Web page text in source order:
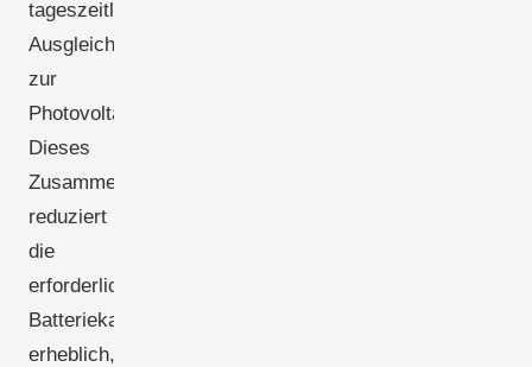
tageszeitliche
Ausgleich
zur
Photovoltaik.
Dieses
Zusammenspiel
reduziert
die
erforderliche
Batteriekapazität
erheblich,